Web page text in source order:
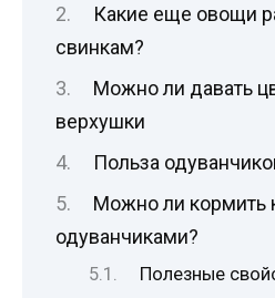
Какие еще овощи
свинкам?
Можно ли давать
верхушки
Польза
Можно ли кормить
одуванчиками?
Полезные